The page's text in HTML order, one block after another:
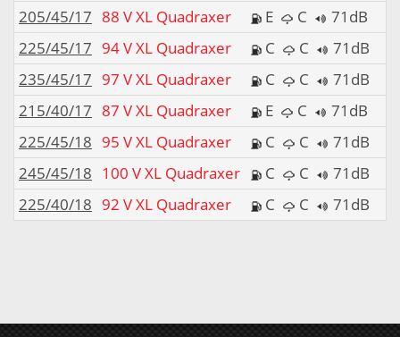
205/45/17 88 V XL Quadraxer E C
71dB
225/45/17 94 V XL Quadraxer C C
71dB
235/45/17 97 V XL Quadraxer C C
71dB
215/40/17 87 V XL Quadraxer E C
71dB
225/45/18 95 V XL Quadraxer C C
71dB
245/45/18 100 V XL Quadraxer C C
71dB
225/40/18 92 V XL Quadraxer C C 71dB